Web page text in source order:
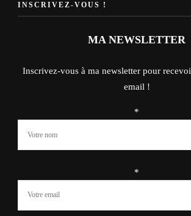
INSCRIVEZ-VOUS !
MA NEWSLETTER
Inscrivez-vous à ma newsletter pour
email !
*
*